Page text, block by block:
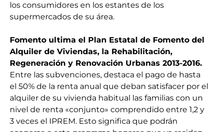
los consumidores en los estantes de los
supermercados de su área.
Fomento ultima el Plan Estatal de Fomento del
Alquiler de Viviendas, la Rehabilitación,
Regeneración y Renovación Urbanas 2013-2016.
Entre las subvenciones, destaca el pago de hasta
el 50% de la renta anual que deban satisfacer por el
alquiler de su vivienda habitual las familias con un
nivel de renta «conjunto» comprendido entre 1,2 y
3 veces el IPREM. Esto significa que podrán